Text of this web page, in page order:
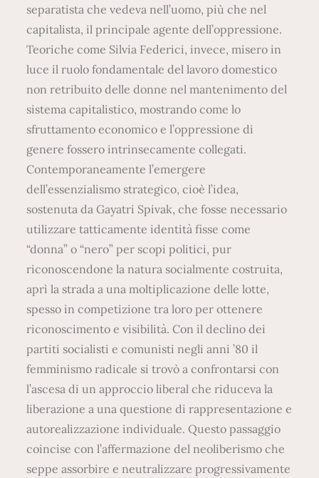
separatista che vedeva nell’uomo, più che nel
capitalista, il principale agente dell’oppressione.
Teoriche come Silvia Federici, invece, misero in
luce il ruolo fondamentale del lavoro domestico
non retribuito delle donne nel mantenimento del
sistema capitalistico, mostrando come lo
sfruttamento economico e l’oppressione di
genere fossero intrinsecamente collegati.
Contemporaneamente l’emergere
dell’essenzialismo strategico, cioè l’idea,
sostenuta da Gayatri Spivak, che fosse necessario
utilizzare tatticamente identità fisse come
“donna” o “nero” per scopi politici, pur
riconoscendone la natura socialmente costruita,
aprì la strada a una moltiplicazione delle lotte,
spesso in competizione tra loro per ottenere
riconoscimento e visibilità. Con il declino dei
partiti socialisti e comunisti negli anni ’80 il
femminismo radicale si trovò a confrontarsi con
l’ascesa di un approccio liberal che riduceva la
liberazione a una questione di rappresentazione e
autorealizzazione individuale. Questo passaggio
coincise con l’affermazione del neoliberismo che
seppe assorbire e neutralizzare progressivamente